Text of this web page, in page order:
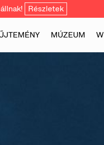
Részletek
MÚZEUM